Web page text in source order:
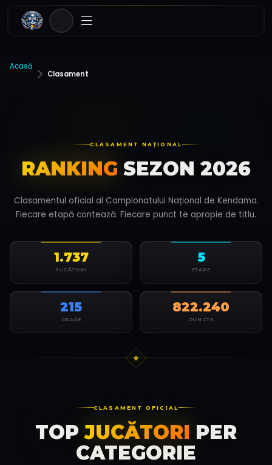
Acasă
Clasament
CLASAMENT NAȚIONAL
RANKING SEZON 2026
Clasamentul oficial al Campionatului Național de Kendama.
Fiecare etapă contează. Fiecare punct te apropie de titlu.
1.737
JUCĂTORI
5
ETAPE
215
ORAȘE
822.240
PUNCTE
CLASAMENT OFICIAL
TOP JUCĂTORI PER
CATEGORIE